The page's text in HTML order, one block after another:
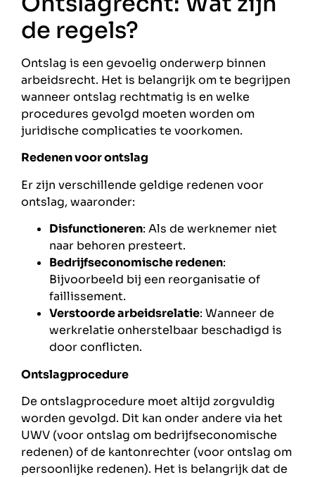
de regels?
Ontslag is een gevoelig onderwerp binnen
arbeidsrecht. Het is belangrijk om te begrijpen
wanneer ontslag rechtmatig is en welke
procedures gevolgd moeten worden om
juridische complicaties te voorkomen.
Redenen voor ontslag
Er zijn verschillende geldige redenen voor
ontslag, waaronder:
Disfunctioneren: Als de werknemer niet
naar behoren presteert.
Bedrijfseconomische redenen:
Bijvoorbeeld bij een reorganisatie of
faillissement.
Verstoorde arbeidsrelatie: Wanneer de
werkrelatie onherstelbaar beschadigd is
door conflicten.
Ontslagprocedure
De ontslagprocedure moet altijd zorgvuldig
worden gevolgd. Dit kan onder andere via het
UWV (voor ontslag om bedrijfseconomische
redenen) of de kantonrechter (voor ontslag om
persoonlijke redenen). Het is belangrijk dat de